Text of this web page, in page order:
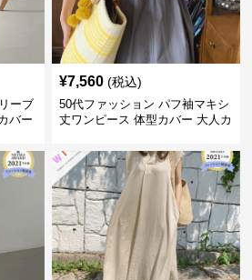
ーブ
バー
¥7,560 (税込)
50代ファッション パフ袖マキシ
丈ワンピース 体型カバー 大人カ